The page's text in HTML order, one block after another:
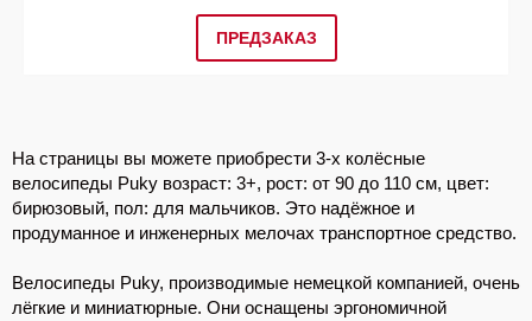
ПРЕДЗАКАЗ
На страницы вы можете приобрести 3-х колёсные
велосипеды Puky возраст: 3+, рост: от 90 до 110 см, цвет:
бирюзовый, пол: для мальчиков. Это надёжное и
продуманное и инженерных мелочах транспортное средство.
Велосипеды Puky, производимые немецкой компанией, очень
лёгкие и миниатюрные. Они оснащены эргономичной